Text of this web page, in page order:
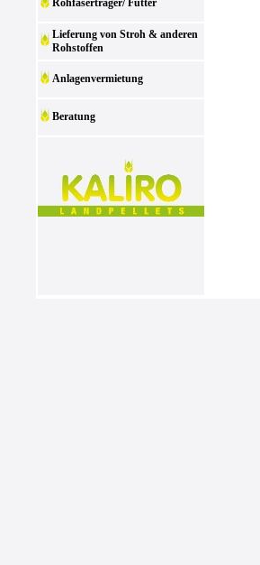
Rohfaserträger/ Futter
Lieferung von Stroh & anderen
Rohstoffen
Anlagenvermietung
Beratung